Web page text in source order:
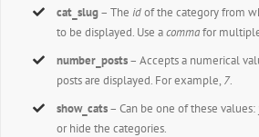
cat_slug– Theidof the category from
to be displayed. Use acommafor
number_posts– Accepts a numerical
posts are displayed. For example, 7.
show_cats– Can be one of these values:
or hide the categories.